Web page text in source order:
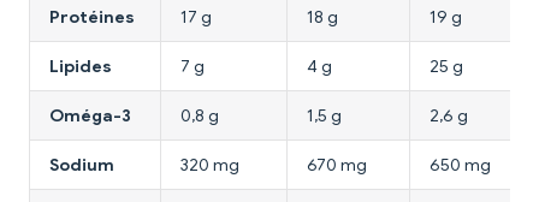
Protéines 17 g 18 g 19 g
Lipides 7 g 4 g 25 g
Oméga-3 0,8 g 1,5 g 2,6 g
Sodium 320 mg 670 mg 650 mg